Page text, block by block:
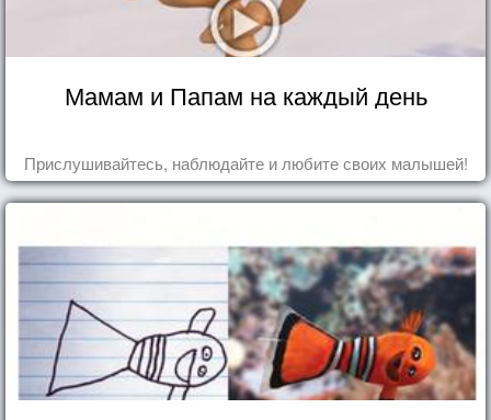
Мамам и Папам на каждый день
Прислушивайтесь, наблюдайте и любите своих малышей!